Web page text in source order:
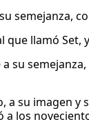
semejanza,
llamó Set,
a su
su imagen y
los